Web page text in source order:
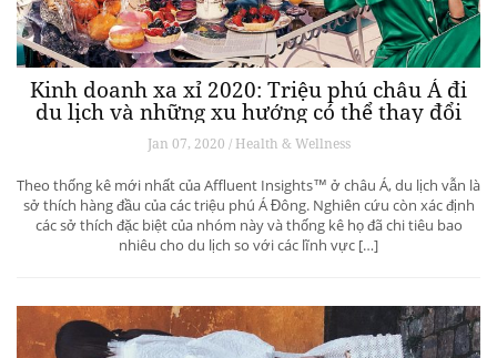
Kinh doanh xa xỉ 2020: Triệu phú châu Á đi
du lịch và những xu hướng có thể thay đổi
ngành du lịch thượng lưu
Jan 07, 2020 / Health & Wellness
Theo thống kê mới nhất của Affluent Insights™ ở châu Á, du lịch vẫn là
sở thích hàng đầu của các triệu phú Á Đông. Nghiên cứu còn xác định
các sở thích đặc biệt của nhóm này và thống kê họ đã chi tiêu bao
nhiêu cho du lịch so với các lĩnh vực […]